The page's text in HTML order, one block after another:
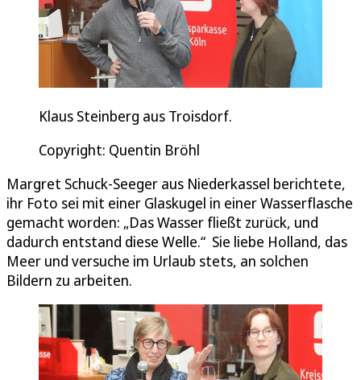
Klaus Steinberg aus Troisdorf.
Copyright: Quentin Bröhl
Margret Schuck-Seeger aus Niederkassel berichtete,
ihr Foto sei mit einer Glaskugel in einer Wasserflasche
gemacht worden: „Das Wasser fließt zurück, und
dadurch entstand diese Welle.“ Sie liebe Holland, das
Meer und versuche im Urlaub stets, an solchen
Bildern zu arbeiten.